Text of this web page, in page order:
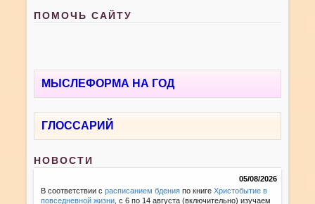
ПОМОЧЬ САЙТУ
МЫСЛЕФОРМА НА ГОД
ГЛОССАРИЙ
НОВОСТИ
05/08/2026
В соответствии срасписанием бдения по книгеХристобытие в
повседневной жизни , с 6 по 14 августа (включительно) изучаем